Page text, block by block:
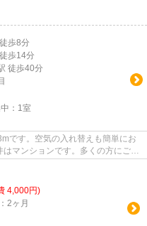
歩8分
歩14分
徒歩40分
： 1室
です。空気の入れ替えも簡単にお
マンションです。多くの方にご好
4,000円)
2ヶ月